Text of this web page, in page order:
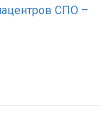
СПО –